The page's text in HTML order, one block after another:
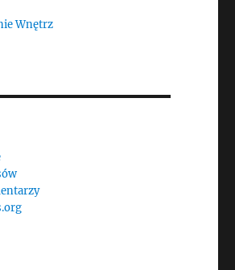
Wnętrz